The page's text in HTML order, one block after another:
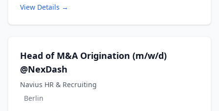
View Details →
Head of M&A Origination (m/w/d)
@NexDash
Navius HR & Recruiting
Berlin